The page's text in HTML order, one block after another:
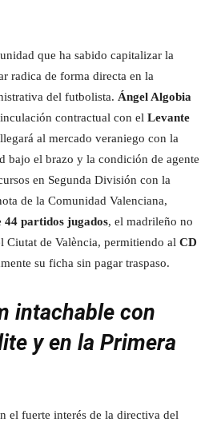
que ha sabido capitalizar la
radica de forma directa en la
del futbolista. Ángel Algobia
contractual con el Levante
al mercado veraniego con la
bajo el brazo y la condición de agente
en Segunda División con la
de la Comunidad Valenciana,
44 partidos jugados, el madrileño no
Ciutat de València, permitiendo al CD
su ficha sin pagar traspaso.
intachable con
y en la Primera
el fuerte interés de la directiva del